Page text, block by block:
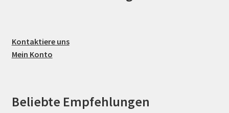
Kontaktiere uns
Mein Konto
Beliebte Empfehlungen